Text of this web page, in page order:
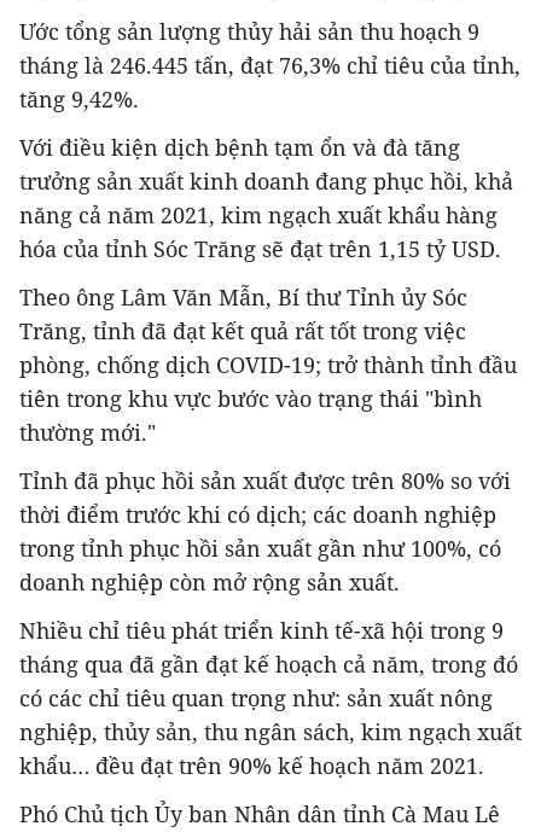
Ước tổng sản lượng thủy hải sản thu hoạch 9
tháng là 246.445 tấn, đạt 76,3% chỉ tiêu của tỉnh,
tăng 9,42%.
Với điều kiện dịch bệnh tạm ổn và đà tăng
trưởng sản xuất kinh doanh đang phục hồi, khả
năng cả năm 2021, kim ngạch xuất khẩu hàng
hóa của tỉnh Sóc Trăng sẽ đạt trên 1,15 tỷ USD.
Theo ông Lâm Văn Mẫn, Bí thư Tỉnh ủy Sóc
Trăng, tỉnh đã đạt kết quả rất tốt trong việc
phòng, chống dịch COVID-19; trở thành tỉnh đầu
tiên trong khu vực bước vào trạng thái "bình
thường mới."
Tỉnh đã phục hồi sản xuất được trên 80% so với
thời điểm trước khi có dịch; các doanh nghiệp
trong tỉnh phục hồi sản xuất gần như 100%, có
doanh nghiệp còn mở rộng sản xuất.
Nhiều chỉ tiêu phát triển kinh tế-xã hội trong 9
tháng qua đã gần đạt kế hoạch cả năm, trong đó
có các chỉ tiêu quan trọng như: sản xuất nông
nghiệp, thủy sản, thu ngân sách, kim ngạch xuất
khẩu… đều đạt trên 90% kế hoạch năm 2021.
Phó Chủ tịch Ủy ban Nhân dân tỉnh Cà Mau Lê